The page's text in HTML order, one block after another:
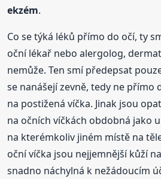
ekzém.
Co se týká léků přímo do očí, ty
oční lékař nebo alergolog,
nemůže. Ten smí předepsat
se nanášejí zevně, tedy ne přímo
na postižená víčka. Jinak jsou
na očních víčkách obdobná jako
na kterémkoliv jiném místě na
oční víčka jsou nejjemnější kůží
snadno náchylná k nežádoucím